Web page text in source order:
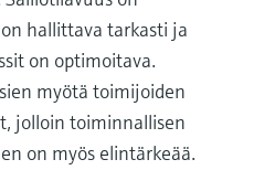
hallittava tarkasti ja
on optimoitava.
myötä toimijoiden
jolloin toiminnallisen
on myös elintärkeää.